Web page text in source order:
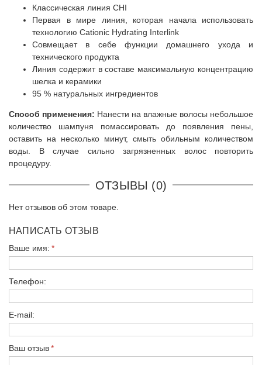
Классическая линия CHI
Первая в мире линия, которая начала использовать
технологию Cationic Hydrating Interlink
Совмещает в себе функции домашнего ухода и
технического продукта
Линия содержит в составе максимальную концентрацию
шелка и керамики
95 % натуральных ингредиентов
Способ применения: Нанести на влажные волосы небольшое
количество шампуня помассировать до появления пены,
оставить на несколько минут, смыть обильным количеством
воды. В случае сильно загрязненных волос повторить
процедуру.
ОТЗЫВЫ (0)
Нет отзывов об этом товаре.
НАПИСАТЬ ОТЗЫВ
Ваше имя:
Телефон:
E-mail:
Ваш отзыв